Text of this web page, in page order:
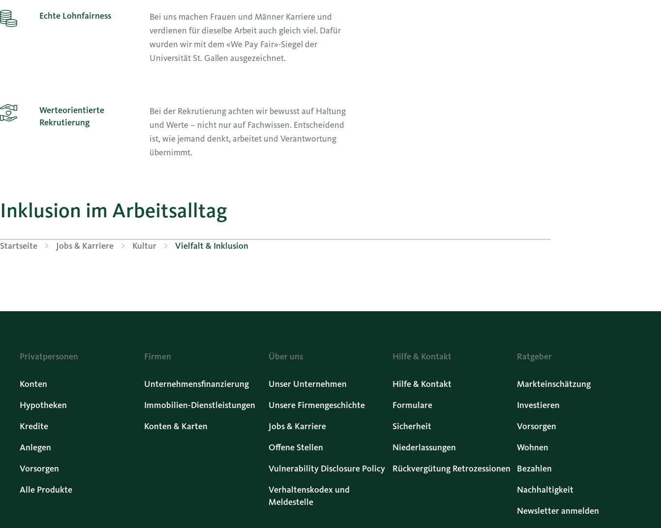
Echte Lohnfairness
Bei uns machen Frauen und Männer Karriere und
verdienen für dieselbe Arbeit auch gleich viel. Dafür
wurden wir mit dem «We Pay Fair»-Siegel der
Universität St. Gallen ausgezeichnet.
Werteorientierte
Rekrutierung
Bei der Rekrutierung achten wir bewusst auf Haltung
und Werte – nicht nur auf Fachwissen. Entscheidend
ist, wie jemand denkt, arbeitet und Verantwortung
übernimmt.
Inklusion im Arbeitsalltag
Startseite Jobs & Karriere Kultur Vielfalt & Inklusion
Privatpersonen
Konten
Hypotheken
Kredite
Anlegen
Vorsorgen
Alle Produkte
Firmen
Unternehmensfinanzierung
Immobilien-Dienstleistungen
Konten & Karten
Über uns
Unser Unternehmen
Unsere Firmengeschichte
Jobs & Karriere
Offene Stellen
Vulnerability Disclosure Policy
Verhaltenskodex und
Meldestelle
Hilfe & Kontakt
Hilfe & Kontakt
Formulare
Sicherheit
Niederlassungen
Rückvergütung Retrozessionen
Ratgeber
Markteinschätzung
Investieren
Vorsorgen
Wohnen
Bezahlen
Nachhaltigkeit
Newsletter anmelden